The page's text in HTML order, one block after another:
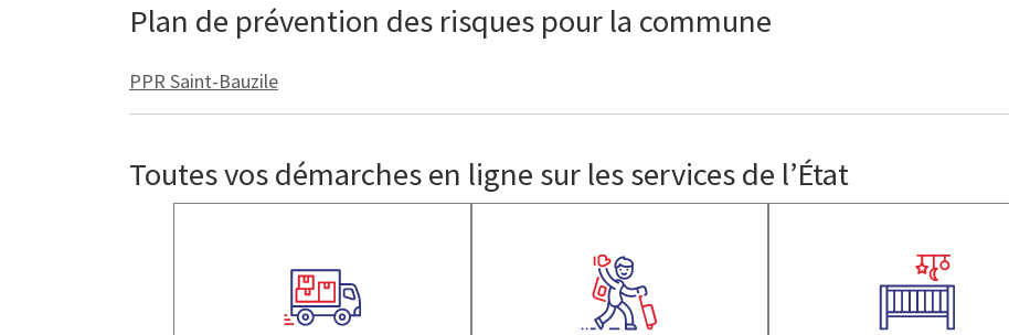
Plan de prévention des risques pour la commune
PPR Saint-Bauzile
Toutes vos démarches en ligne sur les services de l’État